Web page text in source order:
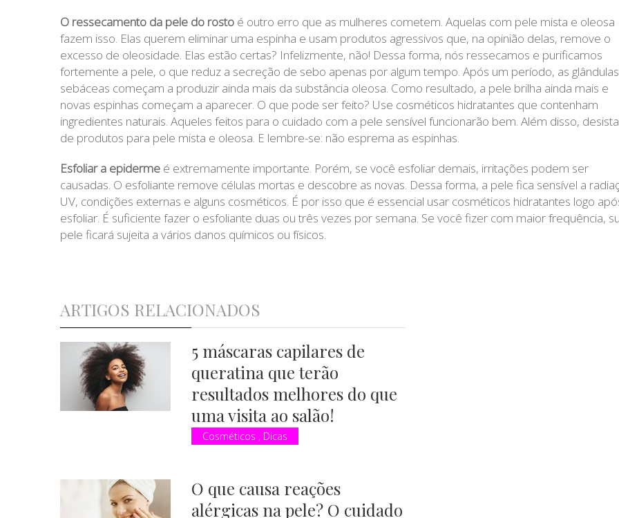
O ressecamento da pele do rosto é outro erro que as mulheres cometem. Aquelas com pele mista e oleosa
fazem isso. Elas querem eliminar uma espinha e usam produtos agressivos que, na opinião delas, remove o
excesso de oleosidade. Elas estão certas? Infelizmente, não! Dessa forma, nós ressecamos e purificamos
fortemente a pele, o que reduz a secreção de sebo apenas por algum tempo. Após um período, as glândulas
sebáceas começam a produzir ainda mais da substância oleosa. Como resultado, a pele brilha ainda mais e
novas espinhas começam a aparecer. O que pode ser feito? Use cosméticos hidratantes que contenham
ingredientes naturais. Aqueles feitos para o cuidado com a pele sensível funcionarão bem. Além disso, desista
de produtos para pele mista e oleosa. E lembre-se: não esprema as espinhas.
Esfoliar a epiderme é extremamente importante. Porém, se você esfoliar demais, irritações podem ser
causadas. O esfoliante remove células mortas e descobre as novas. Dessa forma, a pele fica sensível a
UV, condições externas e alguns cosméticos. É por isso que é essencial usar cosméticos hidratantes logo
esfoliar. É suficiente fazer o esfoliante duas ou três vezes por semana. Se você fizer com maior frequência,
pele ficará sujeita a vários danos químicos ou físicos.
ARTIGOS RELACIONADOS
5 máscaras capilares de
queratina que terão
resultados melhores do que
uma visita ao salão!
Cosméticos , Dicas
O que causa reações
alérgicas na pele? O cuidado